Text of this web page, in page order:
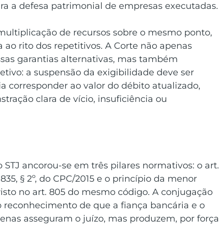
a defesa patrimonial de empresas executadas.
de recursos sobre o mesmo ponto,
ao rito dos repetitivos. A Corte não apenas
garantias alternativas, mas também
a suspensão da exigibilidade deve ser
corresponder ao valor do débito atualizado,
clara de vício, insuficiência ou
STJ ancorou-se em três pilares normativos: o
§ 2º, do CPC/2015 e o princípio da menor
no art. 805 do mesmo código. A conjugação
reconhecimento de que a fiança bancária e o
asseguram o juízo, mas produzem, por